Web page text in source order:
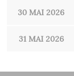
30 MAI 2026
31 MAI 2026